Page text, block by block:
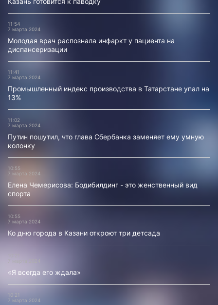
11:54
7 марта 2024
Молодая врач распознала инфаркт у пациента на
диспансеризации
11:41
7 марта 2024
Промышленный индекс производства в Татарстане упал на
13%
11:02
7 марта 2024
Путин пошутил, что глава Сбербанка заменяет ему умную
колонку
10:55
7 марта 2024
Елена Чемерисова: Бодибилдинг - это женственный вид
спорта
10:55
7 марта 2024
Ко дню города в Казани откроют три детсада
7 марта 2024
«Я всегда его ждала»
10:21
7 марта 2024